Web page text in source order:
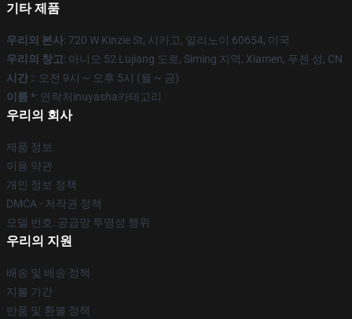
기타 제품
우리의 본사: 720 W Kinzie St, 시카고, 일리노이 60654, 미국
우리의 창고: 아니오 52 Lujiang 도로, Siming 지역, Xiamen, 푸젠 성, CN
시간 :: 오전 9시 ~ 오후 5시 (월 ~ 금)
이름 *: 연락처inuyasha카테고리
우리의 회사
제품 정보
이용 약관
개인 정보 정책
DMCA - 저작권 정책
모델 번호: 공급망 투명성 행위
우리의 지원
배송 및 배송 정책
지불 기간
반품 및 환불 정책